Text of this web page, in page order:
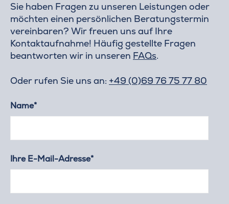
Sie haben Fragen zu unseren Leistungen oder
möchten einen persönlichen Beratungstermin
vereinbaren? Wir freuen uns auf Ihre
Kontaktaufnahme! Häufig gestellte Fragen
beantworten wir in unseren FAQs.
Oder rufen Sie uns an: +49 (0)69 76 75 77 80
Name*
Ihre E-Mail-Adresse*